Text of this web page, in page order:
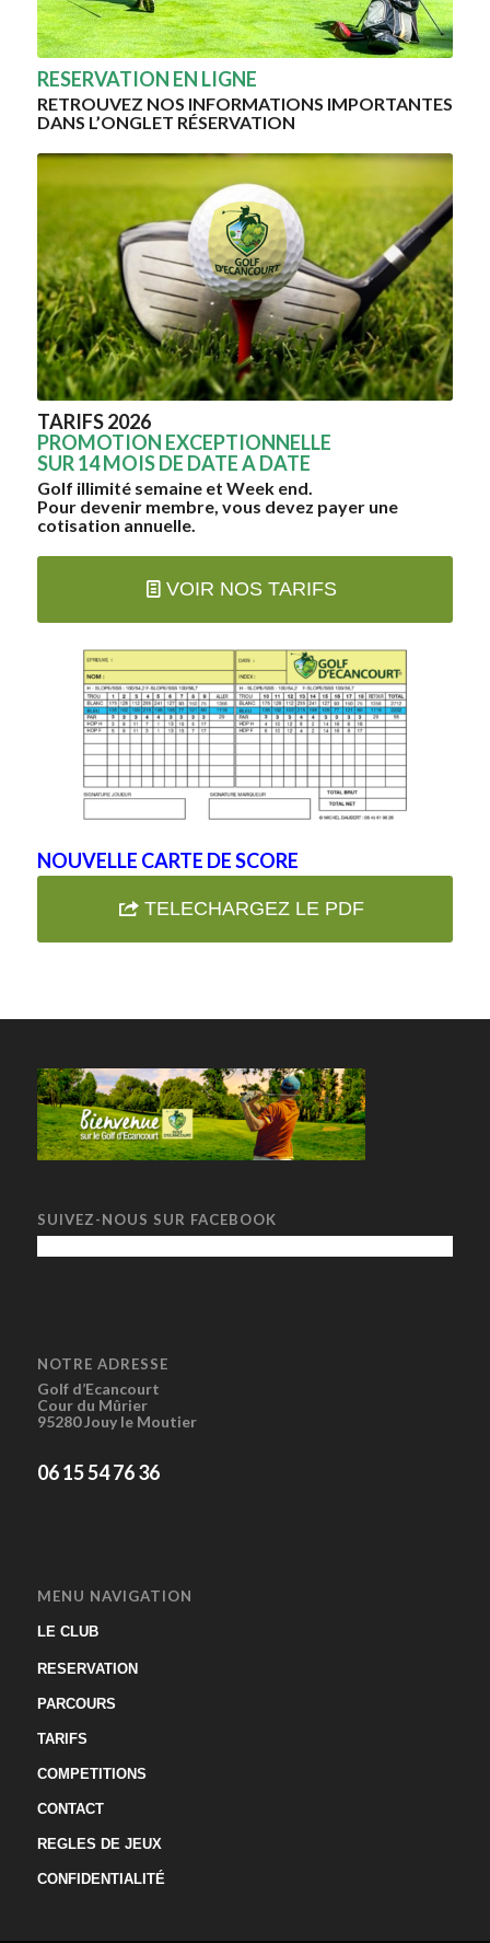
RESERVATION EN LIGNE
RETROUVEZ NOS INFORMATIONS IMPORTANTES
DANS L’ONGLET RÉSERVATION
TARIFS 2026
PROMOTION EXCEPTIONNELLE
SUR 14 MOIS DE DATE A DATE
Golf illimité semaine et Week end.
Pour devenir membre, vous devez payer une
cotisation annuelle.
VOIR NOS TARIFS
NOUVELLE CARTE DE SCORE
TELECHARGEZ LE PDF
SUIVEZ-NOUS SUR FACEBOOK
NOTRE ADRESSE
Golf d’Ecancourt
Cour du Mûrier
95280 Jouy le Moutier
06 15 54 76 36
MENU NAVIGATION
LE CLUB
RESERVATION
PARCOURS
TARIFS
COMPETITIONS
CONTACT
REGLES DE JEUX
CONFIDENTIALITÉ